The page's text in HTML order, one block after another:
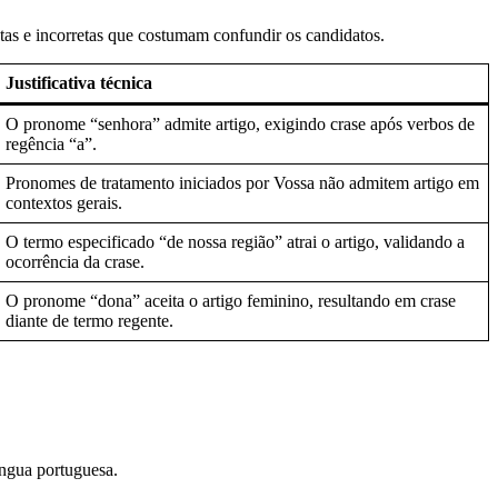
e incorretas que costumam confundir os candidatos.
Justificativa técnica
O pronome “senhora” admite artigo, exigindo crase após verbos de
regência “a”.
Pronomes de tratamento iniciados por Vossa não admitem artigo em
contextos gerais.
O termo especificado “de nossa região” atrai o artigo, validando a
ocorrência da crase.
O pronome “dona” aceita o artigo feminino, resultando em crase
diante de termo regente.
portuguesa.